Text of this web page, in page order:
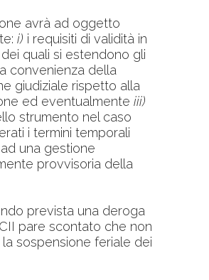
avrà ad oggetto
i) i requisiti di validità in
quali si estendono gli
convenienza della
giudiziale rispetto alla
ed eventualmente iii)
strumento nel caso
i termini temporali
una gestione
provvisoria della
prevista una deroga
pare scontato che non
la sospensione feriale dei